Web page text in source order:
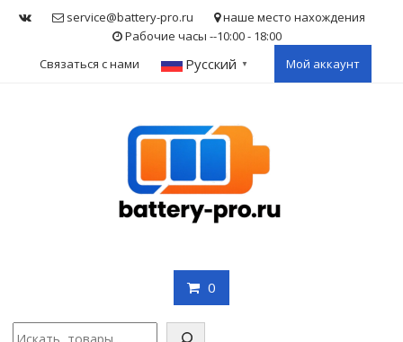
service@battery-pro.ru
наше место нахождения
Рабочие часы --10:00 - 18:00
Связаться с нами
Русский ▼ Мой аккаунт
0